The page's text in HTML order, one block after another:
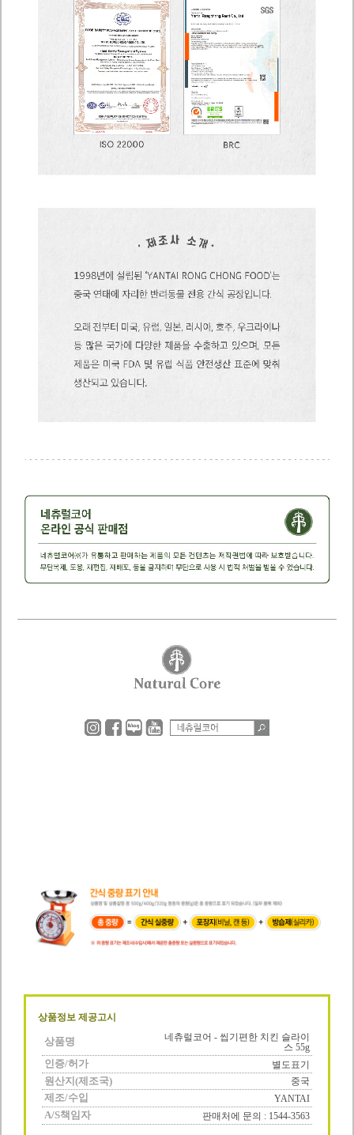
상품정보 제공고시
상품명
네츄럴코어 - 씹기편한 치킨 슬라이
스 55g
인증/허가 별도표기
원산지(제조국) 중국
제조/수입 YANTAI
A/S책임자 판매처에 문의 : 1544-3563